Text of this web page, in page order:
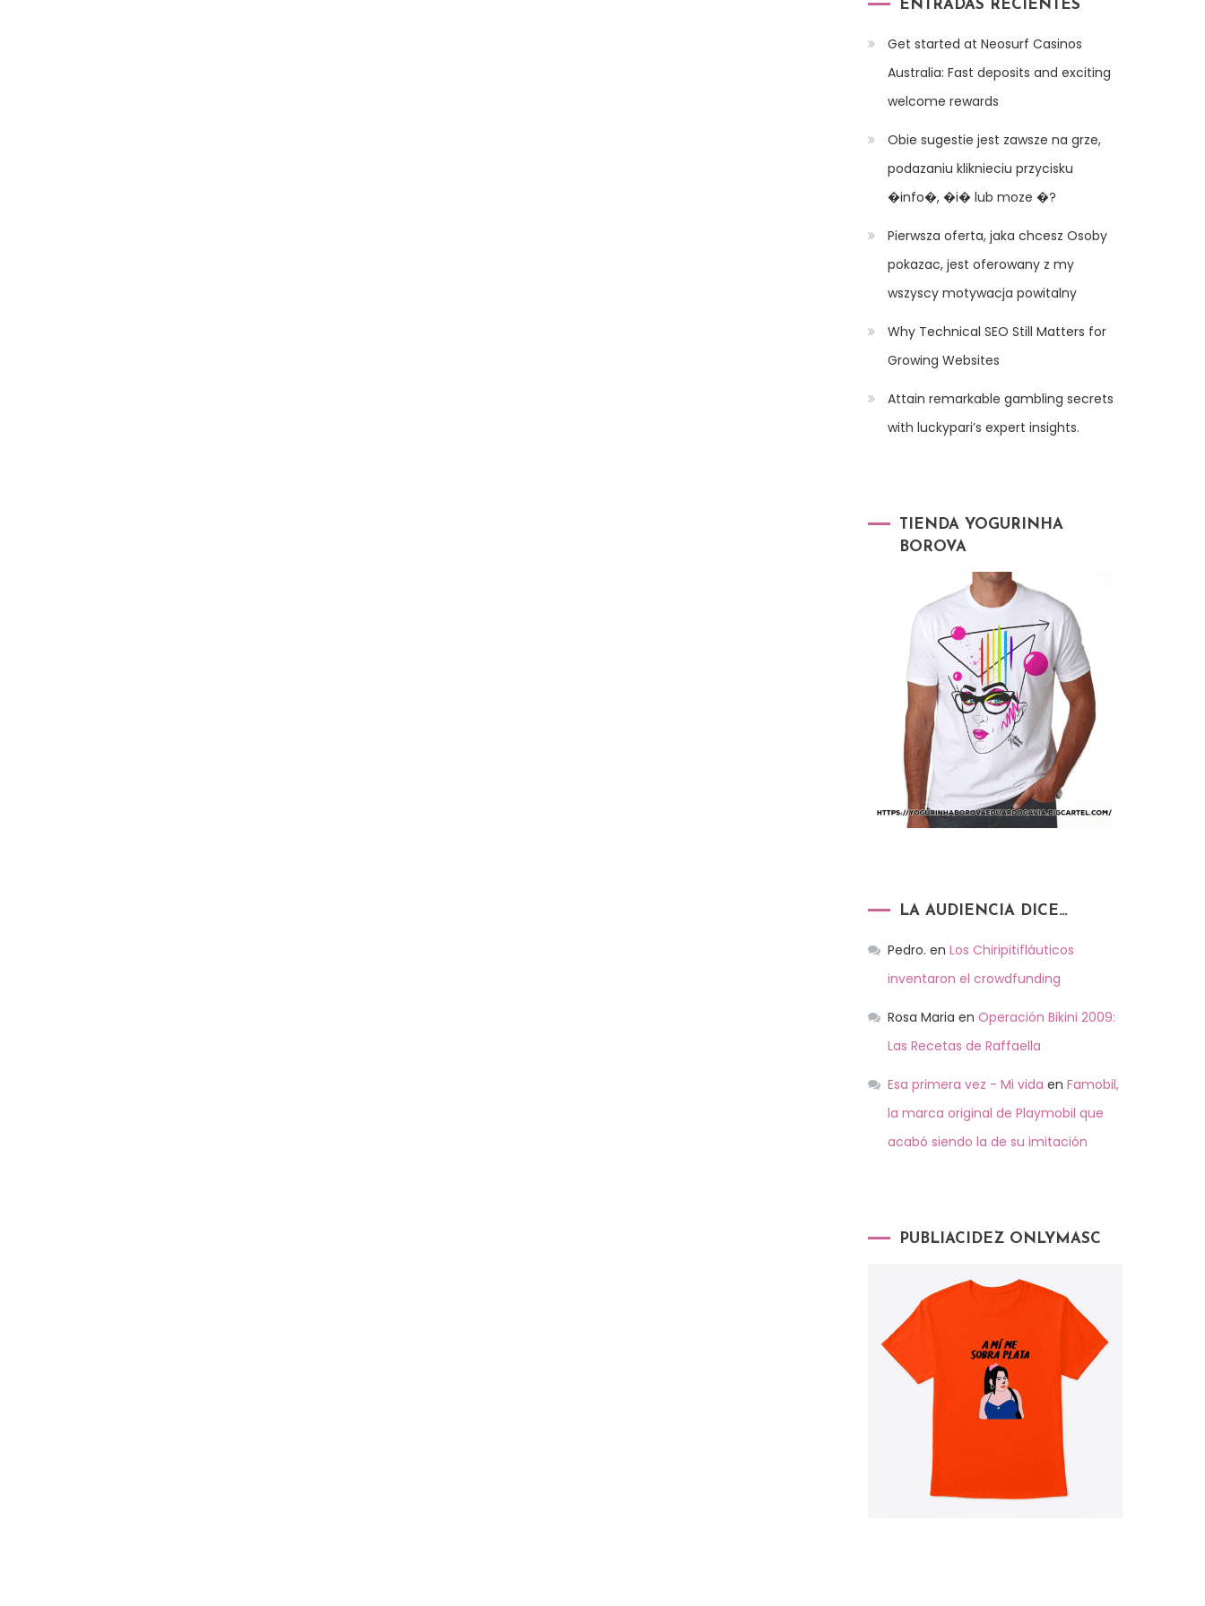
ENTRADAS RECIENTES
Get started at Neosurf Casinos
Australia: Fast deposits and exciting
welcome rewards
Obie sugestie jest zawsze na grze,
podazaniu kliknieciu przycisku
�info�, �i� lub moze �?
Pierwsza oferta, jaka chcesz Osoby
pokazac, jest oferowany z my
wszyscy motywacja powitalny
Why Technical SEO Still Matters for
Growing Websites
Attain remarkable gambling secrets
with luckypari’s expert insights.
TIENDA YOGURINHA
BOROVA
LA AUDIENCIA DICE…
Pedro. en Los Chiripitifláuticos
inventaron el crowdfunding
Rosa Maria en Operación Bikini 2009:
Las Recetas de Raffaella
Esa primera vez - Mi vida en Famobil,
la marca original de Playmobil que
acabó siendo la de su imitación
PUBLIACIDEZ ONLYMASC